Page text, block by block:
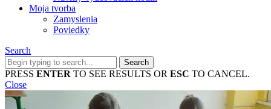
Moja tvorba
Zamyslenia
Poviedky
Search
Search
for:
PRESS ENTER TO SEE RESULTS OR ESC TO CANCEL.
Close